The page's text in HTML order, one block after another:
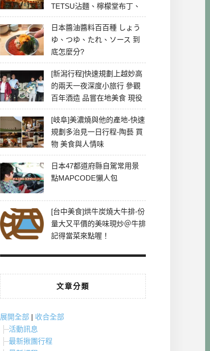
TETSU沾麵、檸檬堂布丁、
冰川神社、美食彙整
日本醬油醬料百百種 しょう
ゆ、つゆ、たれ、ソース 到
底怎麼分?
[新潟行程]快速規劃上越妙高
的兩天一夜深度小旅行 參觀
百年酒造 品嘗在地美食 現役
最老牌電影院
[岐阜]美濃燒與他的產地-快速
規劃多治見一日行程-陶藝 買
物 美食與人情味
日本47都道府縣自駕常用景
點MAPCODE懶人包
[台中美食]烘牛炭燒大牛排-份
量大又平價的美味現炒＠牛排
記得當菜來點喔！
文章分類
展開全部 | 收合全部
活動訊息
最新揪團行程